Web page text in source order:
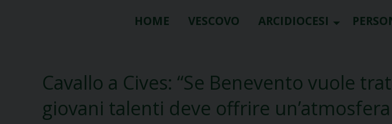
HOME VESCOVO ARCIDIOCESI
Cavallo a Cives: “Se Benevento vuole
giovani talenti deve offrire